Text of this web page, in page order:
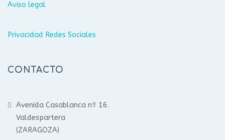
Aviso legal
Privacidad Redes Sociales
CONTACTO
Avenida Casablanca nº 16.
Valdespartera
(ZARAGOZA)